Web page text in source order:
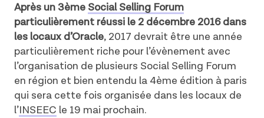
Après un 3ème Social Selling Forum
particulièrement réussi le 2 décembre 2016 dans
les locaux d’Oracle, 2017 devrait être une année
particulièrement riche pour l’évènement avec
l’organisation de plusieurs Social Selling Forum
en région et bien entendu la 4ème édition à paris
qui sera cette fois organisée dans les locaux de
l’INSEEC le 19 mai prochain.